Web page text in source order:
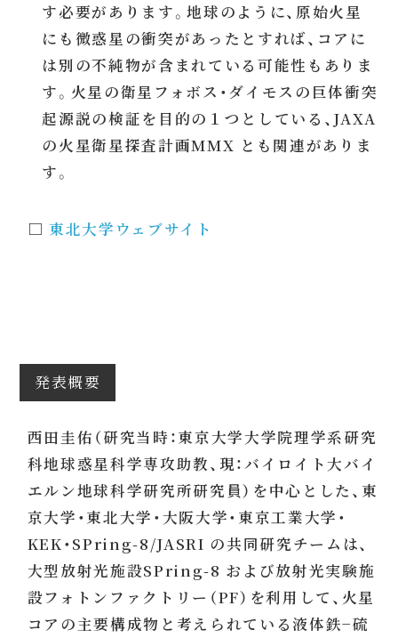
す必要があります。地球のように、原始火星
にも微惑星の衝突があったとすれば、コアに
は別の不純物が含まれている可能性もありま
す。火星の衛星フォボス・ダイモスの巨体衝突
起源説の検証を目的の１つとしている、JAXA
の火星衛星探査計画MMX とも関連がありま
す。
□ 東北大学ウェブサイト
発表概要
西田圭佑（研究当時：東京大学大学院理学系研究
科地球惑星科学専攻助教、現：バイロイト大バイ
エルン地球科学研究所研究員）を中心とした、東
京大学・東北大学・大阪大学・東京工業大学・
KEK・SPring-8/JASRI の共同研究チームは、
大型放射光施設SPring-8 および放射光実験施
設フォトンファクトリー（PF）を利用して、火星
コアの主要構成物と考えられている液体鉄−硫